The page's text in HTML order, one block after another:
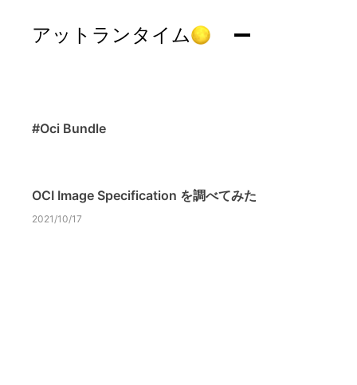
アットランタイム
#Oci Bundle
OCI Image Specification を調べてみた
2021/10/17